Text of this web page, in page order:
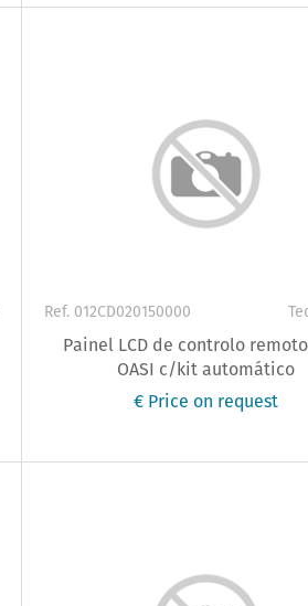
Ref. 012CD020150000
Painel LCD de controlo
OASI c/kit automático
€ Price on request